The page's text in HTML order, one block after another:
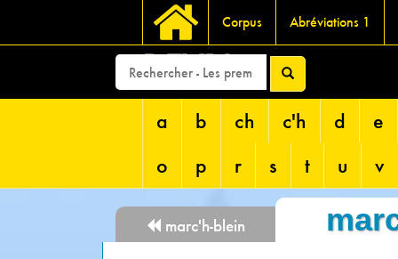
Corpus Abréviations 1
DEVRI
a b ch c'h d
e
o
p r s t u v
marc'h-blein